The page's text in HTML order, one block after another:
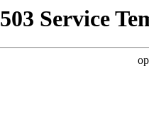
503 Service